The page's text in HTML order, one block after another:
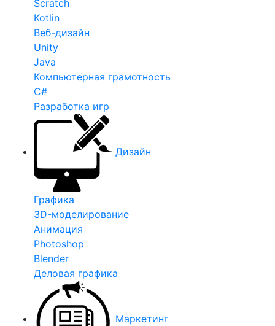
Scratch
Kotlin
Веб-дизайн
Unity
Java
Компьютерная грамотность
C#
Разработка игр
Дизайн
Графика
3D-моделирование
Анимация
Photoshop
Blender
Деловая графика
Маркетинг